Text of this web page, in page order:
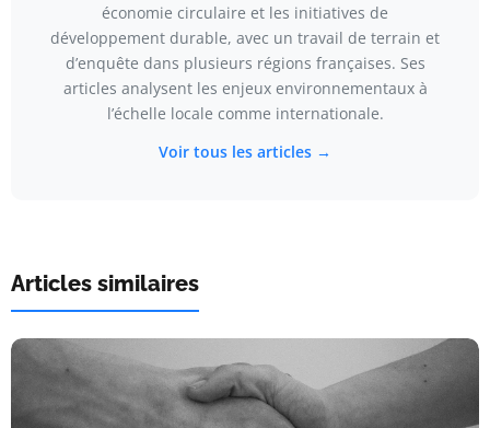
économie circulaire et les initiatives de
développement durable, avec un travail de terrain et
d’enquête dans plusieurs régions françaises. Ses
articles analysent les enjeux environnementaux à
l’échelle locale comme internationale.
Voir tous les articles →
Articles similaires